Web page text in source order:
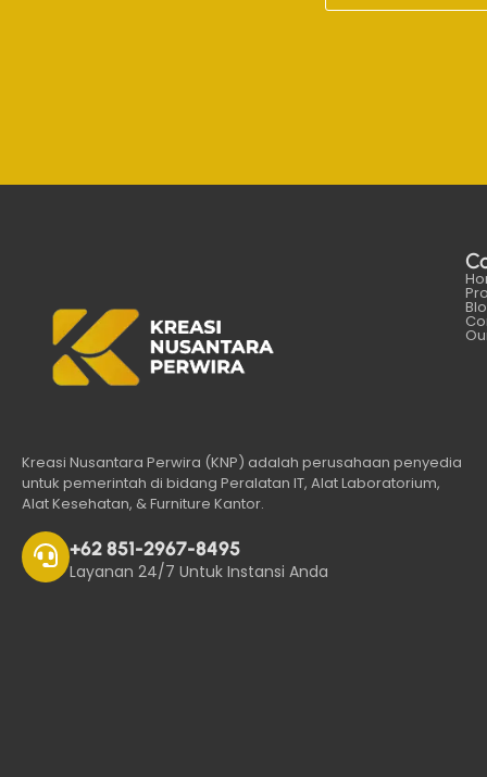
Kreasi Nusantara Perwira (KNP) adalah perusahaan penyedia
untuk pemerintah di bidang Peralatan IT, Alat Laboratorium,
Alat Kesehatan, & Furniture Kantor.
+62 851-2967-8495
Layanan 24/7 Untuk Instansi Anda